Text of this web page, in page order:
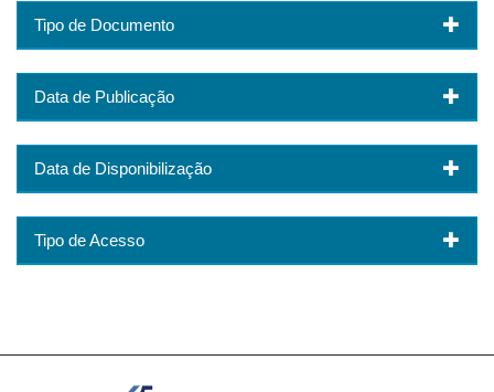
Tipo de Documento
Data de Publicação
Data de Disponibilização
Tipo de Acesso